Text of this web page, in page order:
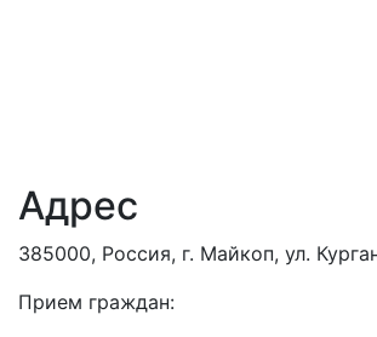
Адрес
385000, Россия, г. Майкоп, ул.
Прием граждан: